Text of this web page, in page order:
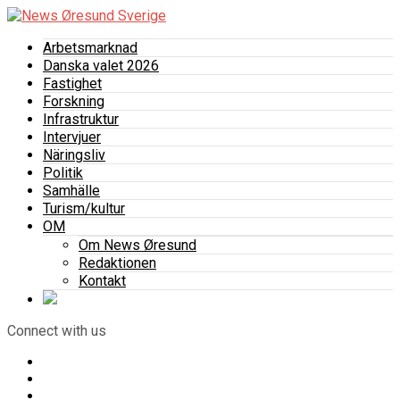
Arbetsmarknad
Danska valet 2026
Fastighet
Forskning
Infrastruktur
Intervjuer
Näringsliv
Politik
Samhälle
Turism/kultur
OM
Om News Øresund
Redaktionen
Kontakt
Connect with us